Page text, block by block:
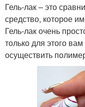
Гель-лак – это
средство, которое
Гель-лак очень
только для этого
осуществить